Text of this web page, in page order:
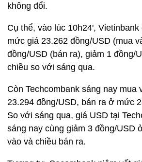
không đổi.
Cụ thể, vào lúc 10h24',
mức giá 23.262 đồng/USD (mua
đồng/USD (bán ra), giảm 1 đồng/
chiều so với sáng qua.
Còn Techcombank sáng nay mua
23.294 đồng/USD, bán ra ở mức
So với sáng qua, giá USD tại
sáng nay cùng giảm 3 đồng/USD
vào và chiều bán ra.